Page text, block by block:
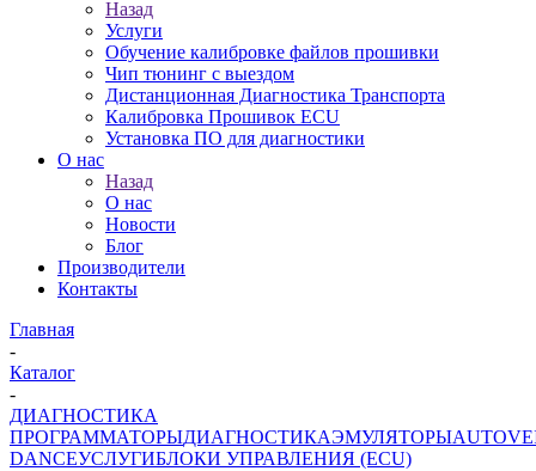
Назад
Услуги
Обучение калибровке файлов прошивки
Чип тюнинг с выездом
Дистанционная Диагностика Транспорта
Калибровка Прошивок ECU
Установка ПО для диагностики
О нас
Назад
О нас
Новости
Блог
Производители
Контакты
Главная
-
Каталог
-
ДИАГНОСТИКА
ПРОГРАММАТОРЫДИАГНОСТИКАЭМУЛЯТОРЫ
DANCEУСЛУГИБЛОКИ УПРАВЛЕНИЯ (ECU)